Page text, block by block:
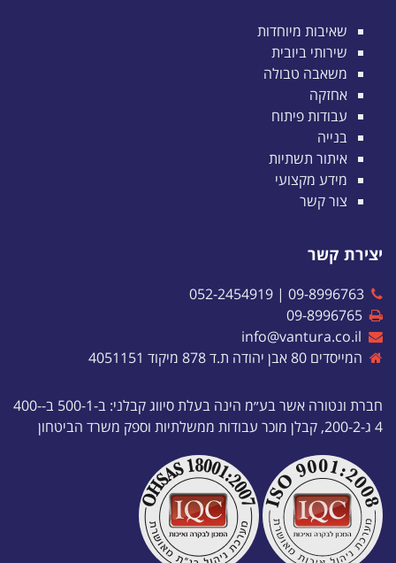
שאיבות מיוחדות
שירותי ביובית
משאבה טבולה
אחזקה
עבודות פיתוח
בנייה
איתור תשתיות
מידע מקצועי
צור קשר
יצירת קשר
|
052-2454919
09-8996765
המייסדים 80 אבן יהודה ת.ד 878 מיקוד 4051151
חברת ונטורה אשר בע״מ הינה בעלת סיווג קבלני: ב-500-1 ב-400-
4 ג-200-2, קבלן מוכר עבודות ממשלתיות וספק משרד הביטחון